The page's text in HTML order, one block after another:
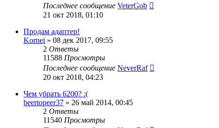
Последнее сообщение VeterGob
21 окт 2018, 01:10
Продам адаптер!
Kornei » 08 дек 2017, 09:55
2 Ответы
11588 Просмотры
Последнее сообщение NeverRaf
20 окт 2018, 04:23
Чем убрать 6200? :(
beertopeer37 » 26 май 2014, 00:45
2 Ответы
11540 Просмотры